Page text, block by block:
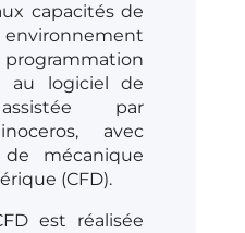
capacités de
environnement
au logiciel de
par
avec
de mécanique
(CFD).
est réalisée